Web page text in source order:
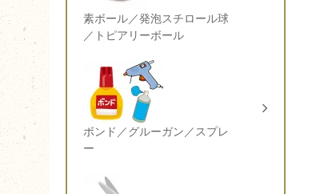
素ボール／発泡スチロール球
／トピアリーボール
ボンド／グルーガン／スプレ
ー